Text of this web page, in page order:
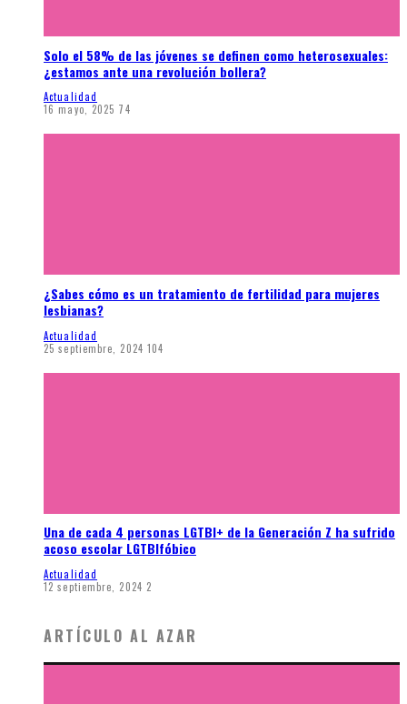
Solo el 58% de las jóvenes se definen como heterosexuales:
¿estamos ante una revolución bollera?
Actualidad
16 mayo, 2025 74
¿Sabes cómo es un tratamiento de fertilidad para mujeres
lesbianas?
Actualidad
25 septiembre, 2024 104
Una de cada 4 personas LGTBI+ de la Generación Z ha sufrido
acoso escolar LGTBIfóbico
Actualidad
12 septiembre, 2024 2
ARTÍCULO AL AZAR